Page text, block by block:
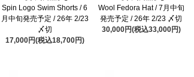
Spin Logo Swim Shorts / 6
月中旬発売予定 / 26年 2/23
〆切
17,000円(税込18,700円)
Wool Fedora Hat / 7月中旬
発売予定 / 26年 2/23 〆切
30,000円(税込33,000円)